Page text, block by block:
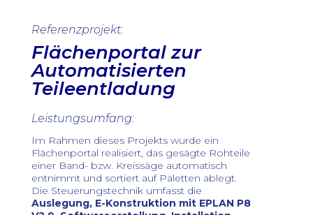
Referenzprojekt:
Flächenportal zur
Automatisierten
Teileentladung
Leistungsumfang:
Im Rahmen dieses Projekts wurde ein
Flächenportal realisiert, das gesägte Rohteile
einer Band- bzw. Kreissäge automatisch
entnimmt und sortiert auf Paletten ablegt.
Die Steuerungstechnik umfasst die
Auslegung, E-Konstruktion mit EPLAN P8